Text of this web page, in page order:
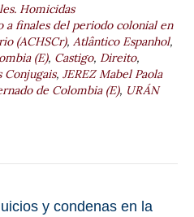
Homicidas
a finales del periodo colonial en
(ACHSCr), Atlântico Espanhol,
(E), Castigo, Direito,
Conjugais, JEREZ Mabel Paola
de Colombia (E), URÁN
y condenas en la